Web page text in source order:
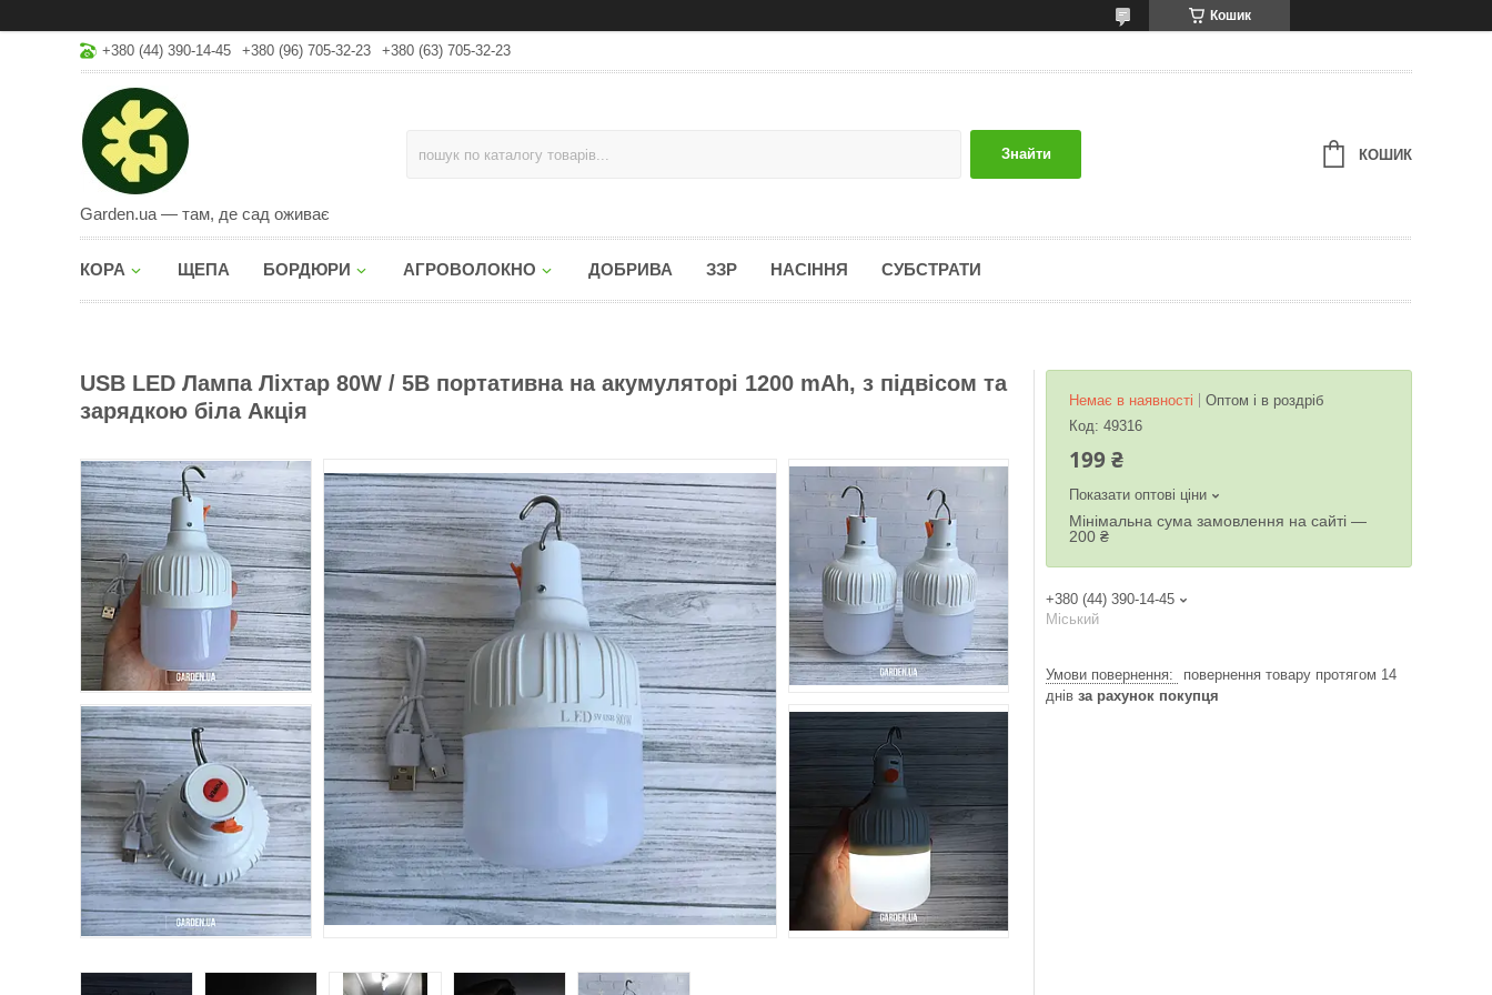
Кошик
+380 (44) 390-14-45 +380 (96) 705-32-23 +380 (63) 705-32-23
Garden.ua — там, де сад оживає
Знайти КОШИК
КОРА ЩЕПА БОРДЮРИ АГРОВОЛОКНО ДОБРИВА ЗЗР НАСІННЯ СУБСТРАТИ
USB LED Лампа Ліхтар 80W / 5В портативна на акумуляторі 1200 mAh, з підвісом та
зарядкою біла Акція
Немає в наявності
Оптом і в роздріб
Код: 49316
199 ₴
Показати оптові ціни
Мінімальна сума замовлення на сайті —
200 ₴
+380 (44) 390-14-45
Міський
повернення товару протягом 14
днів за рахунок покупця